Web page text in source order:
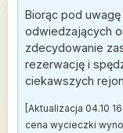
Biorąc pod
odwiedzających
zdecydowanie
rezerwację i
ciekawszych
[Aktualizacja 04.10
cena wycieczki